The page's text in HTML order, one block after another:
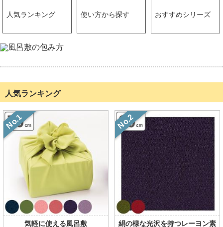
人気ランキング 使い方から探す おすすめシリーズ
人気ランキング
気軽に使える風呂敷
絹の様な光沢を持つレーヨン素